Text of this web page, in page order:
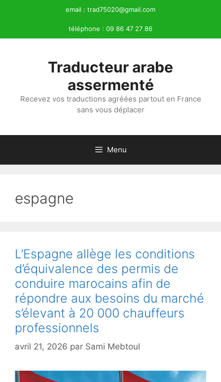
email : trad75020@gmail.com
téléphone : 09 86 47 27 86
Traducteur arabe
assermenté
Recevez vos traductions agréées partout en France
sans vous déplacer
Menu
espagne
L’Espagne allège les conditions
d’équivalence des permis de
conduire marocains afin de
répondre aux besoins du marché
s’élevant à 20 000 chauffeurs
professionnels
avril 21, 2026 par Sami Mebtoul